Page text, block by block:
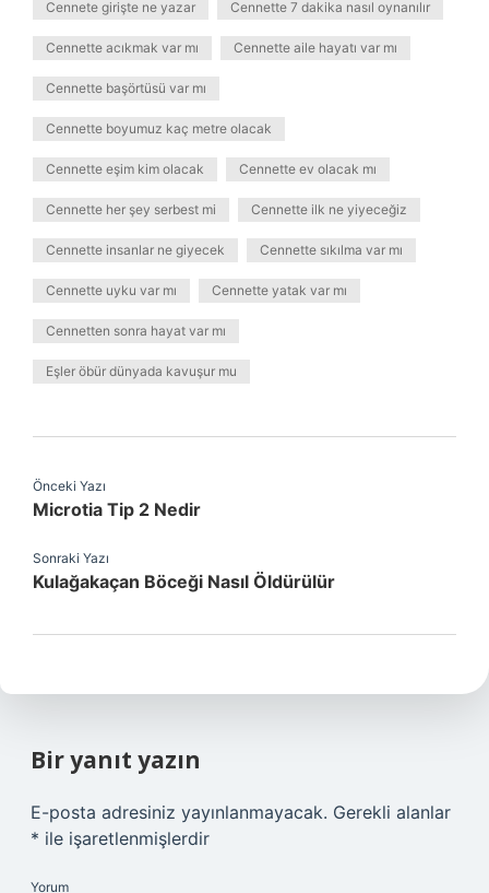
Cennete girişte ne yazar Cennette 7 dakika nasıl oynanılır
Cennette acıkmak var mı Cennette aile hayatı var mı
Cennette başörtüsü var mı
Cennette boyumuz kaç metre olacak
Cennette eşim kim olacak Cennette ev olacak mı
Cennette her şey serbest mi Cennette ilk ne yiyeceğiz
Cennette insanlar ne giyecek Cennette sıkılma var mı
Cennette uyku var mı Cennette yatak var mı
Cennetten sonra hayat var mı
Eşler öbür dünyada kavuşur mu
Önceki Yazı
Microtia Tip 2 Nedir
Sonraki Yazı
Kulağakaçan Böceği Nasıl Öldürülür
Bir yanıt yazın
E-posta adresiniz yayınlanmayacak. Gerekli alanlar
* ile işaretlenmişlerdir
Yorum